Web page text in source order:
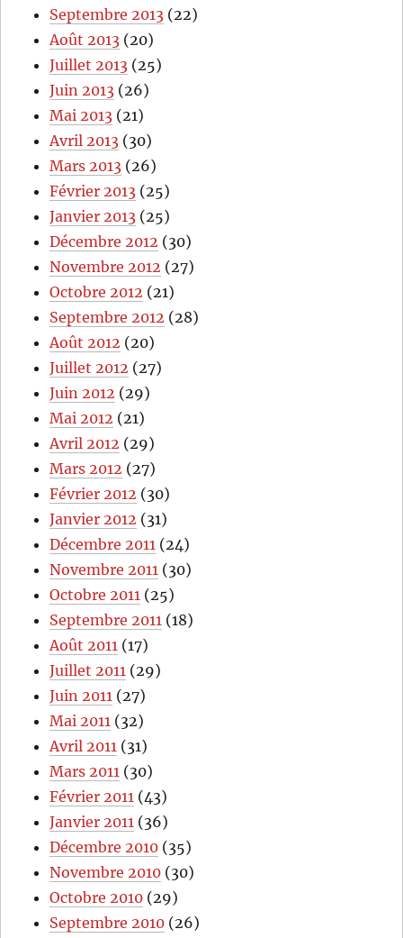
Septembre 2013 (22)
Août 2013 (20)
Juillet 2013 (25)
Juin 2013 (26)
Mai 2013 (21)
Avril 2013 (30)
Mars 2013 (26)
Février 2013 (25)
Janvier 2013 (25)
Décembre 2012 (30)
Novembre 2012 (27)
Octobre 2012 (21)
Septembre 2012 (28)
Août 2012 (20)
Juillet 2012 (27)
Juin 2012 (29)
Mai 2012 (21)
Avril 2012 (29)
Mars 2012 (27)
Février 2012 (30)
Janvier 2012 (31)
Décembre 2011 (24)
Novembre 2011 (30)
Octobre 2011 (25)
Septembre 2011 (18)
Août 2011 (17)
Juillet 2011 (29)
Juin 2011 (27)
Mai 2011 (32)
Avril 2011 (31)
Mars 2011 (30)
Février 2011 (43)
Janvier 2011 (36)
Décembre 2010 (35)
Novembre 2010 (30)
Octobre 2010 (29)
Septembre 2010 (26)